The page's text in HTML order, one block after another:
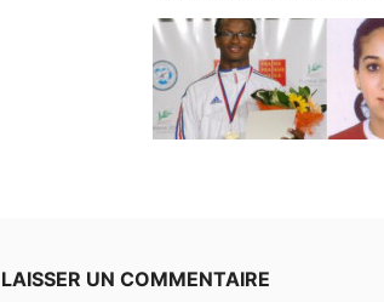
LAISSER UN COMMENTAIRE